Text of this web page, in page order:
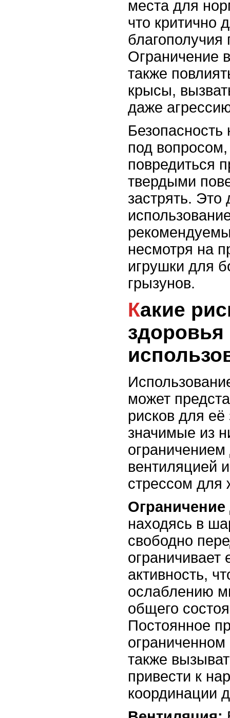
места для
что критично
благополучия
Ограничение
также
крысы,
даже
под
повредиться
твердыми
застрять. Это
несмотря на
игрушки для
грызунов.
Какие риски для
может
рисков для
значимые из
вентиляцией
стрессом для
находясь в
свободно
активность,
ослаблению
общего
Постоянное
также
привести к
координации